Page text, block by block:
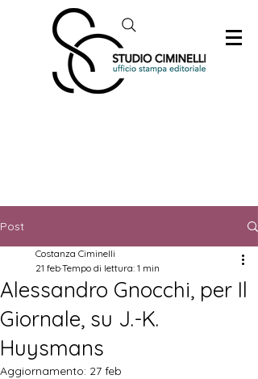
Post
Alessandro Gnocchi, per Il
Giornale, su J.-K.
Huysmans
Costanza Ciminelli
21 febTempo di lettura: 1 min
Aggiornamento: 27 feb